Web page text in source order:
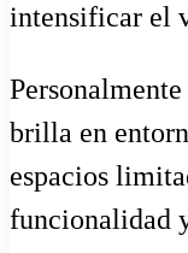
intensificar el
brilla en
espacios
funcionalidad